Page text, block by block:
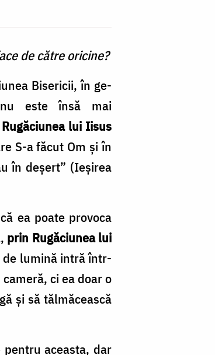
de către oricine?
Bisericii, în ge­
este însă mai
Rugăciunea lui Iisus
S-a făcut Om şi în
în deşert” (Ieșirea
ea poate pro­voca
prin Rugăciunea lui
de lumină intră într-
ci ea doar o
şi să tălmăcească
aceasta, dar